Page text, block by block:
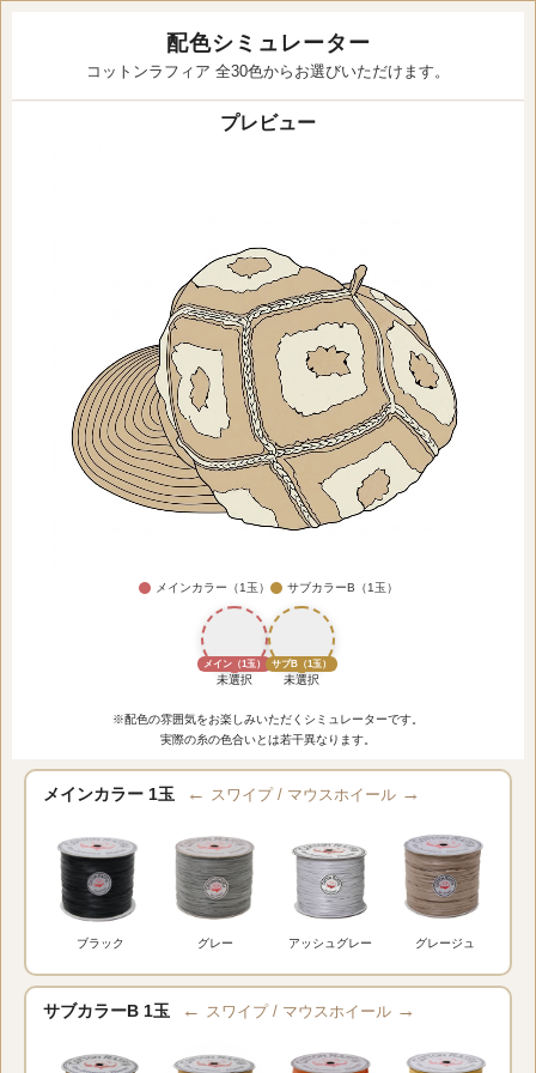
配色シミュレーター
コットンラフィア 全30色からお選びいただけます。
プレビュー
メインカラー（1玉） サブカラーB（1玉）
メイン（1玉）
未選択
サブB（1玉）
未選択
※配色の雰囲気をお楽しみいただくシミュレーターです。
実際の糸の色合いとは若干異なります。
メインカラー 1玉 ← スワイプ / マウスホイール →
ブラック グレー アッシュグレー グレージュ
サブカラーB 1玉 ← スワイプ / マウスホイール →